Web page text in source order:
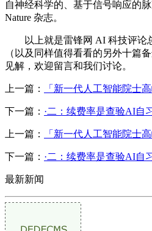
自神经科学的、基于信号响应的
Nature 杂志。
以上就是雷锋网 AI 科技评论
（以及同样值得看看的另外十篇
见解，欢迎留言和我们讨论。
上一篇： 「新一代人工智能院士
下一篇： ·二：续费率是查验AI自
上一篇： 「新一代人工智能院士
下一篇： ·二：续费率是查验AI自
最新新闻